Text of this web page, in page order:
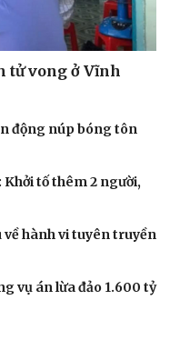
tử vong ở Vĩnh
động núp bóng tôn
tố thêm 2 người,
về hành vi tuyên truyền
vụ án lừa đảo 1.600 tỷ